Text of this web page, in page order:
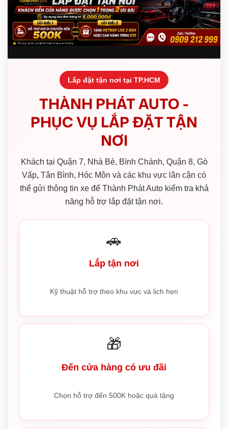
Lắp đặt tận nơi tại TP.HCM
THÀNH PHÁT AUTO -
PHỤC VỤ LẮP ĐẶT TẬN
NƠI
Khách tại Quận 7, Nhà Bè, Bình Chánh, Quận 8, Gò
Vấp, Tân Bình, Hóc Môn và các khu vực lân cận có
thể gửi thông tin xe để Thành Phát Auto kiểm tra khả
năng hỗ trợ lắp đặt tận nơi.
🚗
Lắp tận nơi
Kỹ thuật hỗ trợ theo khu vực và lịch hẹn
🎁
Đến cửa hàng có ưu đãi
Chọn hỗ trợ đến 500K hoặc quà tặng